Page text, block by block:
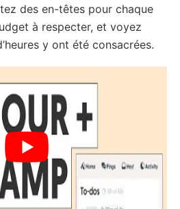
des en-têtes pour chaque
à respecter, et voyez
y ont été consacrées.